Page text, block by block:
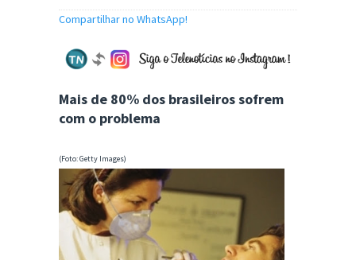
Compartilhar no WhatsApp!
Mais de 80% dos brasileiros sofrem
com o problema
(Foto: Getty Images)